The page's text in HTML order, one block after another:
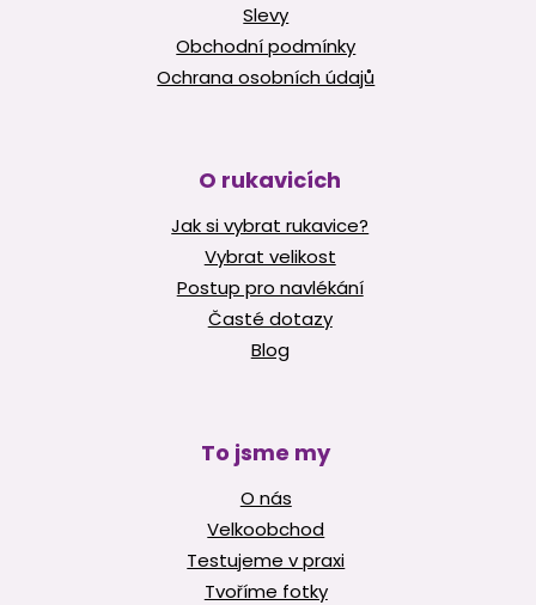
Slevy
Obchodní podmínky
Ochrana osobních údajů
O rukavicích
Jak si vybrat rukavice?
Vybrat velikost
Postup pro navlékání
Časté dotazy
Blog
To jsme my
O nás
Velkoobchod
Testujeme v praxi
Tvoříme fotky